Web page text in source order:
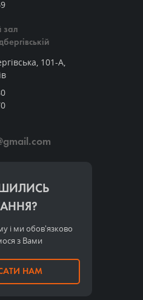
зал
101-А,
і ми обов'язково
з Вами
НАМ